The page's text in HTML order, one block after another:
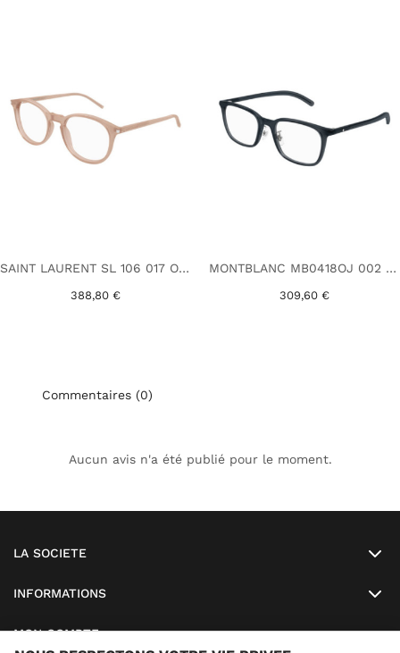
SAINT LAURENT SL 106 017 ORANGE
388,80 €
MONTBLANC MB0418OJ 002 GRIS
309,60 €
Commentaires (0)
Aucun avis n'a été publié pour le moment.
LA SOCIETE
INFORMATIONS
MON COMPTE